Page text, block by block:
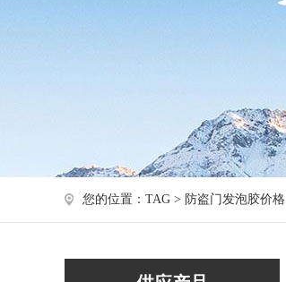
您的位置：TAG > 防盗门发泡胶价格